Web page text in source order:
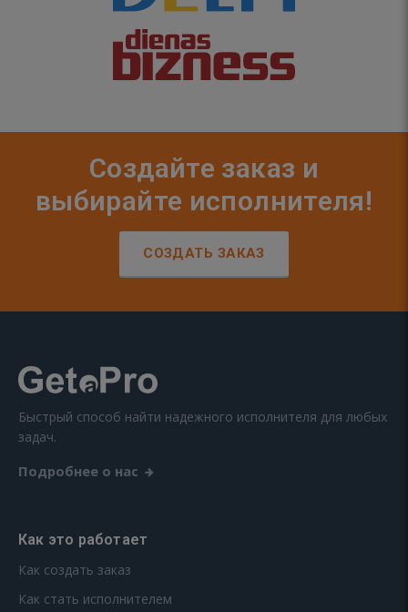
Создайте заказ и
выбирайте исполнителя!
СОЗДАТЬ ЗАКАЗ
Быстрый способ найти надежного исполнителя для любых
задач.
Подробнее о нас
Как это работает
Как создать заказ
Как стать исполнителем